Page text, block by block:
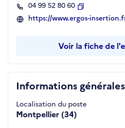
Informations générales
Localisation du poste
Montpellier (34)
04 99 52 80 60
Copier
https://www.ergos-
Voir la fiche de